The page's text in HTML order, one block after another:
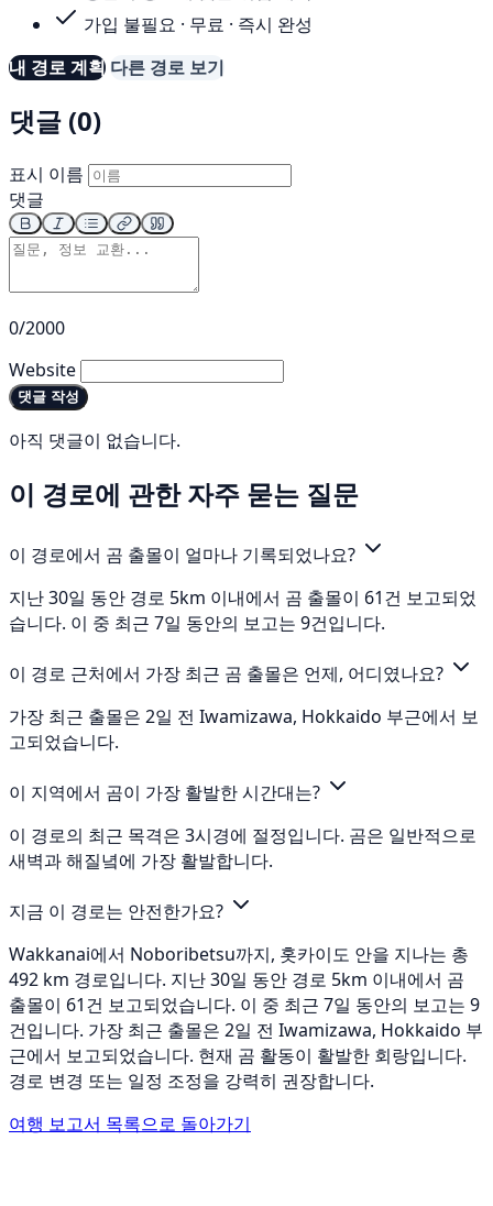
가입 불필요 · 무료 · 즉시 완성
내 경로 계획 다른 경로 보기
댓글 (0)
표시 이름
댓글
0/2000
Website
댓글 작성
아직 댓글이 없습니다.
이 경로에 관한 자주 묻는 질문
이 경로에서 곰 출몰이 얼마나 기록되었나요?
지난 30일 동안 경로 5km 이내에서 곰 출몰이 61건 보고되었
습니다. 이 중 최근 7일 동안의 보고는 9건입니다.
이 경로 근처에서 가장 최근 곰 출몰은 언제, 어디였나요?
가장 최근 출몰은 2일 전 Iwamizawa, Hokkaido 부근에서 보
고되었습니다.
이 지역에서 곰이 가장 활발한 시간대는?
이 경로의 최근 목격은 3시경에 절정입니다. 곰은 일반적으로
새벽과 해질녘에 가장 활발합니다.
지금 이 경로는 안전한가요?
Wakkanai에서 Noboribetsu까지, 홋카이도 안을 지나는 총
492 km 경로입니다. 지난 30일 동안 경로 5km 이내에서 곰
출몰이 61건 보고되었습니다. 이 중 최근 7일 동안의 보고는 9
건입니다. 가장 최근 출몰은 2일 전 Iwamizawa, Hokkaido 부
근에서 보고되었습니다. 현재 곰 활동이 활발한 회랑입니다.
경로 변경 또는 일정 조정을 강력히 권장합니다.
여행 보고서 목록으로 돌아가기